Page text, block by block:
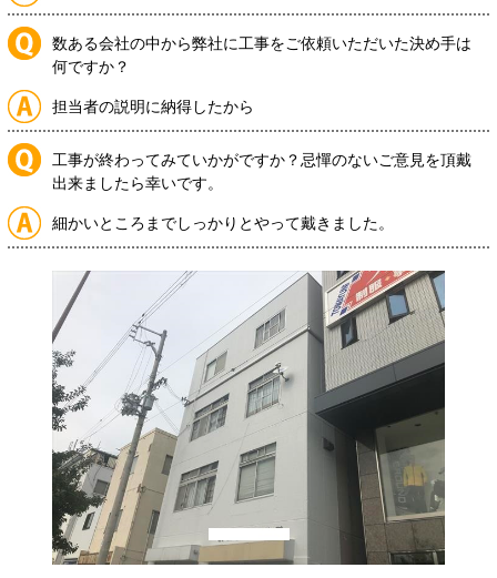
数ある会社の中から弊社に工事をご依頼いただいた決め手は
何ですか？
担当者の説明に納得したから
工事が終わってみていかがですか？忌憚のないご意見を頂戴
出来ましたら幸いです。
細かいところまでしっかりとやって戴きました。